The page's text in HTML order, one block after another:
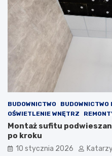
c
z
k
e
,
ó
r
e
p
o
p
r
e
p
o
c
w
l
c
e
z
w
y
s
BUDOWNICTWO BUDOWNICTWO
OŚWIETLENIE WNĘTRZ
Montaż sufitu
po kroku
10 stycznia 2026